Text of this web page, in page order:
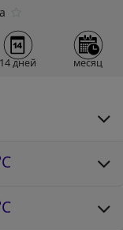
14 дней месяц